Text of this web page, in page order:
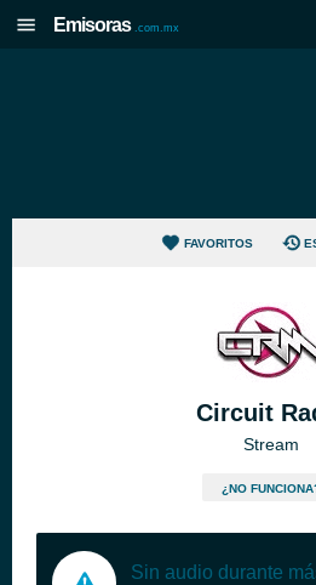
Emisoras .com.mx
FAVORITOS
Circuit
Stream
¿NO
Sin audio durante